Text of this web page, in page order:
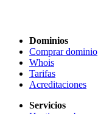
Dominios
Comprar dominio
Whois
Tarifas
Acreditaciones
Servicios